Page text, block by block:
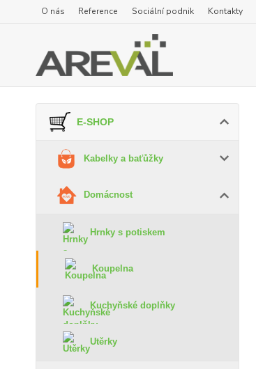
O nás Reference Sociální podnik Kontakty
E-SHOP
Kabelky a baťůžky
Domácnost
Hrnky s potiskem
Koupelna
Kuchyňské doplňky
Utěrky